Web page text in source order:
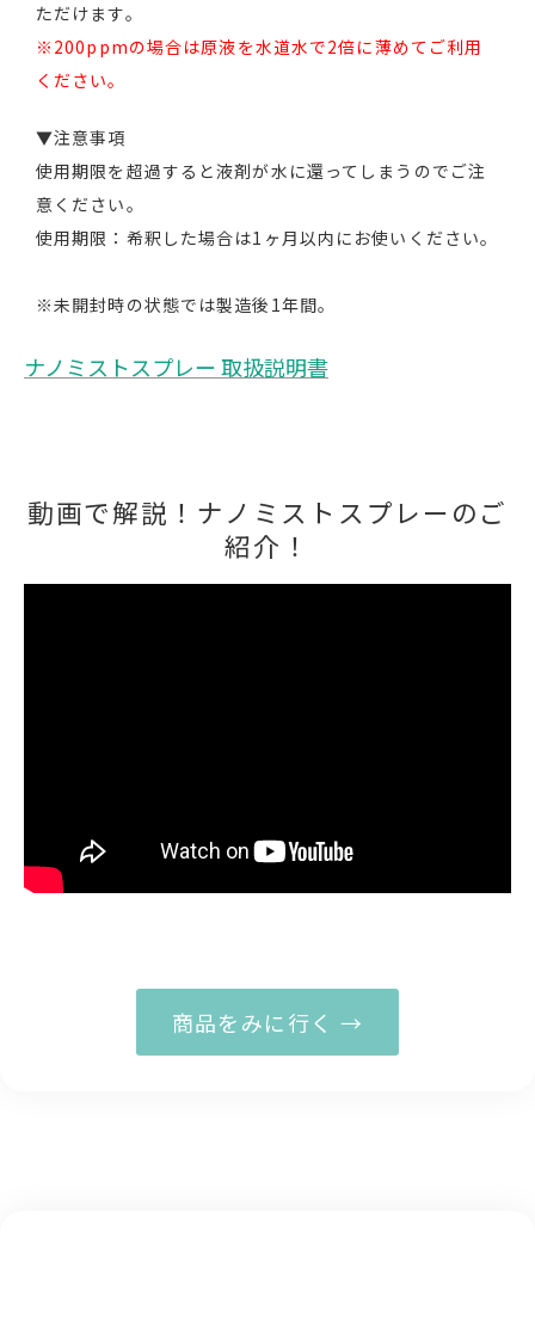
ただけます。
※200ppmの場合は原液を水道水で2倍に薄めてご利用
ください。
▼注意事項
使用期限を超過すると液剤が水に還ってしまうのでご注
意ください。
使用期限：希釈した場合は1ヶ月以内にお使いください。
※未開封時の状態では製造後1年間。
ナノミストスプレー 取扱説明書
動画で解説！ナノミストスプレーのご
紹介！
商品をみに行く →